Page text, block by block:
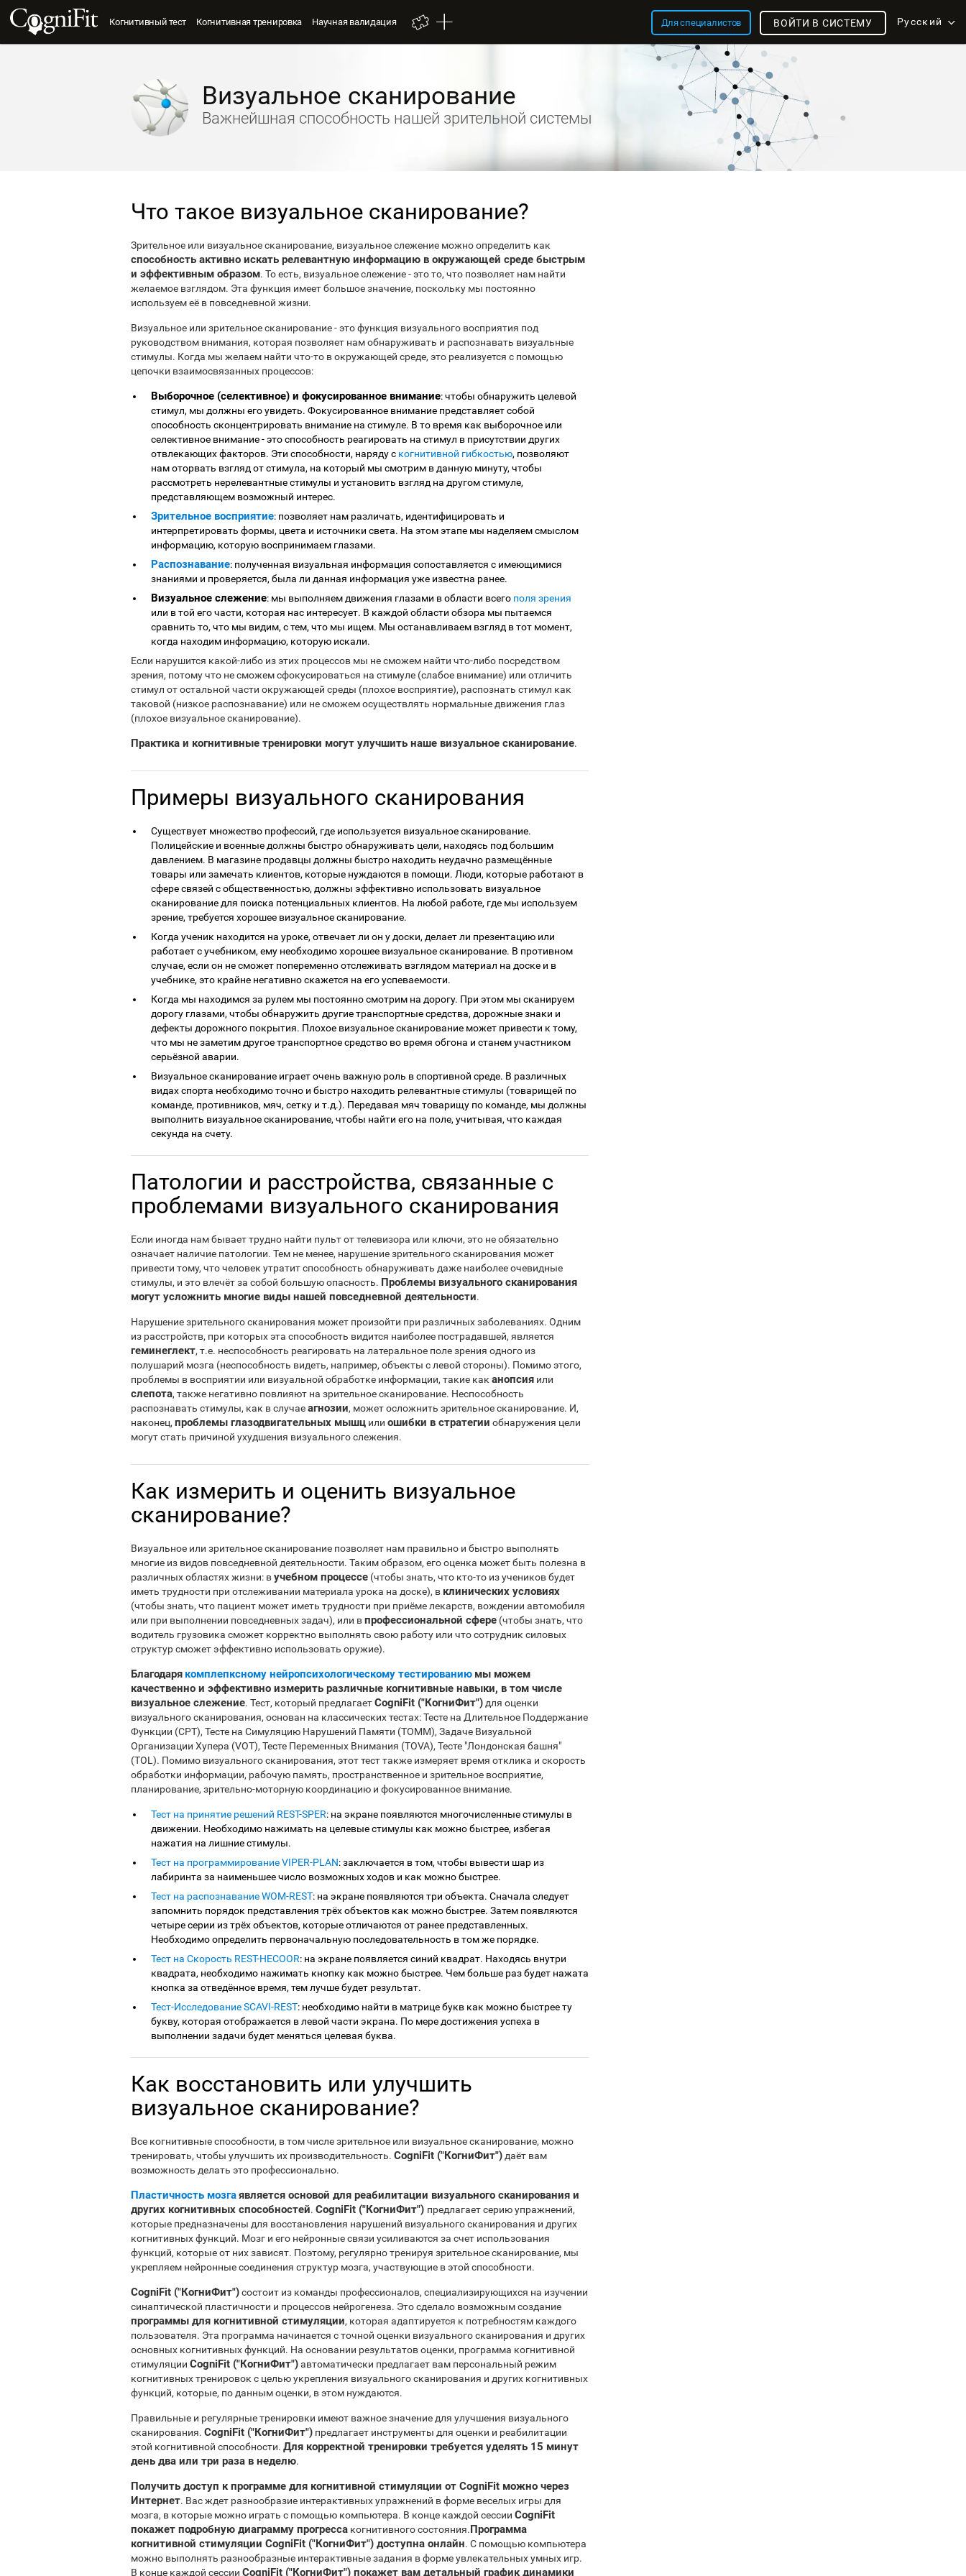
Когнитивный тест Когнитивная тренировка Научная валидация Для специалистов Русский
ВОЙТИ В СИСТЕМУ
Визуальное сканирование
Важнейшная способность нашей зрительной системы
Что такое визуальное сканирование?
Зрительное или визуальное сканирование, визуальное слежение можно определить как
способность активно искать релевантную информацию в окружающей среде быстрым
и эффективным образом. То есть, визуальное слежение - это то, что позволяет нам найти
желаемое взглядом. Эта функция имеет большое значение, поскольку мы постоянно
используем её в повседневной жизни.
Визуальное или зрительное сканирование - это функция визуального восприятия под
руководством внимания, которая позволяет нам обнаруживать и распознавать визуальные
стимулы. Когда мы желаем найти что-то в окружающей среде, это реализуется с помощью
цепочки взаимосвязанных процессов:
Выборочное (селективное) и фокусированное внимание: чтобы обнаружить целевой
стимул, мы должны его увидеть. Фокусированное внимание представляет собой
способность сконцентрировать внимание на стимуле. В то время как выборочное или
селективное внимание - это способность реагировать на стимул в присутствии других
отвлекающих факторов. Эти способности, наряду с когнитивной гибкостью, позволяют
нам оторвать взгляд от стимула, на который мы смотрим в данную минуту, чтобы
рассмотреть нерелевантные стимулы и установить взгляд на другом стимуле,
представляющем возможный интерес.
Зрительное восприятие: позволяет нам различать, идентифицировать и
интерпретировать формы, цвета и источники света. На этом этапе мы наделяем смыслом
информацию, которую воспринимаем глазами.
Распознавание: полученная визуальная информация сопоставляется с имеющимися
знаниями и проверяется, была ли данная информация уже известна ранее.
Визуальное слежение: мы выполняем движения глазами в области всего поля зрения
или в той его части, которая нас интересует. В каждой области обзора мы пытаемся
сравнить то, что мы видим, с тем, что мы ищем. Мы останавливаем взгляд в тот момент,
когда находим информацию, которую искали.
Если нарушится какой-либо из этих процессов мы не сможем найти что-либо посредством
зрения, потому что не сможем сфокусироваться на стимуле (слабое внимание) или отличить
стимул от остальной части окружающей среды (плохое восприятие), распознать стимул как
таковой (низкое распознавание) или не сможем осуществлять нормальные движения глаз
(плохое визуальное сканирование).
Практика и когнитивные тренировки могут улучшить наше визуальное сканирование.
Примеры визуального сканирования
Существует множество профессий, где используется визуальное сканирование.
Полицейские и военные должны быстро обнаруживать цели, находясь под большим
давлением. В магазине продавцы должны быстро находить неудачно размещённые
товары или замечать клиентов, которые нуждаются в помощи. Люди, которые работают в
сфере связей с общественностью, должны эффективно использовать визуальное
сканирование для поиска потенциальных клиентов. На любой работе, где мы используем
зрение, требуется хорошее визуальное сканирование.
Когда ученик находится на уроке, отвечает ли он у доски, делает ли презентацию или
работает с учебником, ему необходимо хорошее визуальное сканирование. В противном
случае, если он не сможет попеременно отслеживать взглядом материал на доске и в
учебнике, это крайне негативно скажется на его успеваемости.
Когда мы находимся за рулем мы постоянно смотрим на дорогу. При этом мы сканируем
дорогу глазами, чтобы обнаружить другие транспортные средства, дорожные знаки и
дефекты дорожного покрытия. Плохое визуальное сканирование может привести к тому,
что мы не заметим другое транспортное средство во время обгона и станем участником
серьёзной аварии.
Визуальное сканирование играет очень важную роль в спортивной среде. В различных
видах спорта необходимо точно и быстро находить релевантные стимулы (товарищей по
команде, противников, мяч, сетку и т.д.). Передавая мяч товарищу по команде, мы должны
выполнить визуальное сканирование, чтобы найти его на поле, учитывая, что каждая
секунда на счету.
Патологии и расстройства, связанные с
проблемами визуального сканирования
Если иногда нам бывает трудно найти пульт от телевизора или ключи, это не обязательно
означает наличие патологии. Тем не менее, нарушение зрительного сканирования может
привести тому, что человек утратит способность обнаруживать даже наиболее очевидные
стимулы, и это влечёт за собой большую опасность. Проблемы визуального сканирования
могут усложнить многие виды нашей повседневной деятельности.
Нарушение зрительного сканирования может произойти при различных заболеваниях. Одним
из расстройств, при которых эта способность видится наиболее пострадавшей, является
геминеглект, т.е. неспособность реагировать на латеральное поле зрения одного из
полушарий мозга (неспособность видеть, например, объекты с левой стороны). Помимо этого,
проблемы в восприятии или визуальной обработке информации, такие как анопсия или
слепота, также негативно повлияют на зрительное сканирование. Неспособность
распознавать стимулы, как в случаеагнозии, может осложнить зрительное сканирование. И,
наконец, проблемы глазодвигательных мышц или ошибки в стратегии обнаружения цели
могут стать причиной ухудшения визуального слежения.
Как измерить и оценить визуальное
сканирование?
Визуальное или зрительное сканирование позволяет нам правильно и быстро выполнять
многие из видов повседневной деятельности. Таким образом, его оценка может быть полезна в
различных областях жизни: вучебном процессе (чтобы знать, что кто-то из учеников будет
иметь трудности при отслеживании материала урока на доске), в клинических условиях
(чтобы знать, что пациент может иметь трудности при приёме лекарств, вождении автомобиля
или при выполнении повседневных задач), или впрофессиональной сфере (чтобы знать, что
водитель грузовика сможет корректно выполнять свою работу или что сотрудник силовых
структур сможет эффективно использовать оружие).
Благодаря комплепксному нейропсихологическому тестированию мы можем
качественно и эффективно измерить различные когнитивные навыки, в том числе
визуальное слежение. Тест, который предлагаетCogniFit ("КогниФит") для оценки
визуального сканирования, основан на классических тестах: Тесте на Длительное Поддержание
Функции (CPT), Тесте на Симуляцию Нарушений Памяти (TOMM), Задаче Визуальной
Организации Хупера (VOT), Тесте Переменных Внимания (TOVA), Тесте "Лондонская башня"
(TOL). Помимо визуального сканирования, этот тест также измеряет время отклика и скорость
обработки информации, рабочую память, пространственное и зрительное восприятие,
планирование, зрительно-моторную координацию и фокусированное внимание.
Тест на принятие решений REST-SPER: на экране появляются многочисленные стимулы в
движении. Необходимо нажимать на целевые стимулы как можно быстрее, избегая
нажатия на лишние стимулы.
Тест на программирование VIPER-PLAN: заключается в том, чтобы вывести шар из
лабиринта за наименьшее число возможных ходов и как можно быстрее.
Тест на распознавание WOM-REST: на экране появляются три объекта. Сначала следует
запомнить порядок представления трёх объектов как можно быстрее. Затем появляются
четыре серии из трёх объектов, которые отличаются от ранее представленных.
Необходимо определить первоначальную последовательность в том же порядке.
Тест на Скорость REST-HECOOR: на экране появляется синий квадрат. Находясь внутри
квадрата, необходимо нажимать кнопку как можно быстрее. Чем больше раз будет нажата
кнопка за отведённое время, тем лучше будет результат.
Тест-Исследование SCAVI-REST: необходимо найти в матрице букв как можно быстрее ту
букву, которая отображается в левой части экрана. По мере достижения успеха в
выполнении задачи будет меняться целевая буква.
Как восстановить или улучшить
визуальное сканирование?
Все когнитивные способности, в том числе зрительное или визуальное сканирование, можно
тренировать, чтобы улучшить их производительность. CogniFit ("КогниФит") даёт вам
возможность делать это профессионально.
Пластичность мозгаявляется основой для реабилитации визуального сканирования и
других когнитивных способностей. CogniFit ("КогниФит") предлагает серию упражнений,
которые предназначены для восстановления нарушений визуального сканирования и других
когнитивных функций. Мозг и его нейронные связи усиливаются за счет использования
функций, которые от них зависят. Поэтому, регулярно тренируя зрительное сканирование, мы
укрепляем нейронные соединения структур мозга, участвующие в этой способности.
CogniFit ("КогниФит")состоит из команды профессионалов, специализирующихся на изучении
синаптической пластичности и процессов нейрогенеза. Это сделало возможным создание
программы для когнитивной стимуляции, которая адаптируется к потребностям каждого
пользователя. Эта программа начинается с точной оценки визуального сканирования и других
основных когнитивных функций. На основании результатов оценки, программа когнитивной
стимуляции CogniFit ("КогниФит")автоматически предлагает вам персональный режим
когнитивных тренировок с целью укрепления визуального сканирования и других когнитивных
функций, которые, по данным оценки, в этом нуждаются.
Правильные и регулярные тренировки имеют важное значение для улучшения визуального
сканирования. CogniFit ("КогниФит") предлагает инструменты для оценки и реабилитации
этой когнитивной способности. Для корректной тренировки требуется уделять 15 минут
день два или три раза в неделю.
Получить доступ к программе для когнитивной стимуляции от CogniFit можно через
Интернет. Вас ждет разнообразие интерактивных упражнений в форме веселых игры для
мозга, в которые можно играть с помощью компьютера. В конце каждой сессии CogniFit
покажет подробную диаграмму прогресса когнитивного состояния.Программа
когнитивной стимуляции CogniFit ("КогниФит") доступна онлайн. С помощью компьютера
можно выполнять разнообразные интерактивные задания в форме увлекательных умных игр.
В конце каждой сессии CogniFit ("КогниФит") покажет вам детальный график динамики